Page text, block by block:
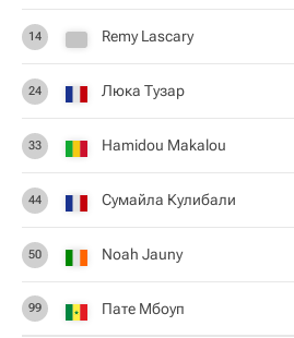
14 Remy Lascary
24 Люка Тузар
33 Hamidou Makalou
44 Сумайла Кулибали
50 Noah Jauny
99 Пате Мбоуп